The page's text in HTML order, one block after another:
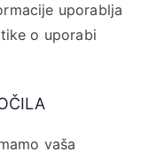
uporablja
o uporabi
vaša